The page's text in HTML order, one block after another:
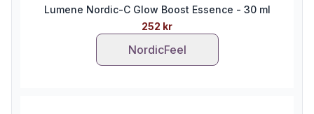
Lumene Nordic-C Glow Boost Essence - 30 ml
252 kr
NordicFeel